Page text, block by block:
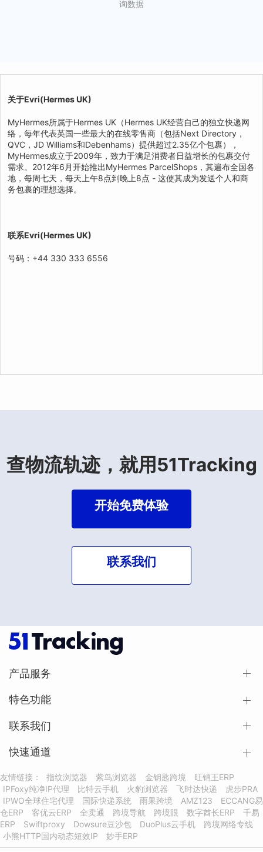
询数据
关于Evri(Hermes UK)
MyHermes所属于Hermes UK（Hermes UK经营自己的独立快递网
络，每年代表英国一些最大的在线零售商（包括Next Directory，
QVC，JD Williams和Debenhams）提供超过2.35亿个包裹），
MyHermes成立于2009年，致力于满足消费者日益增长的包裹交付
需求。2012年6月开始推出MyHermes ParcelShops，其遍布全国各
地，每周七天，每天上午8点到晚上8点 - 这使其成为发送个人和商
务包裹的理想选择。
联系Evri(Hermes UK)
号码：+44 330 333 6556
查物流轨迹，就用51Tracking
开始免费体验
联系我们
产品服务
特色功能
联系我们
快速通道
友情链接： 指纹浏览器 紫鸟浏览器 金钥匙跨境
旺销王ERP
IPFoxy纯净IP代理
比特云手机 火豹浏览器 飞时达快递
虎步PRA
IPWO全球住宅代理
国际快递系统 雨果跨境 AMZ123
ECCANG易
仓ERP
客优云ERP 全卖通 跨境导航 跨境眼 数字酋长ERP
千易
ERP
Swiftproxy Dowsure豆沙包 DuoPlus云手机
跨境网络专线
小熊HTTP国内动态短效IP
妙手ERP